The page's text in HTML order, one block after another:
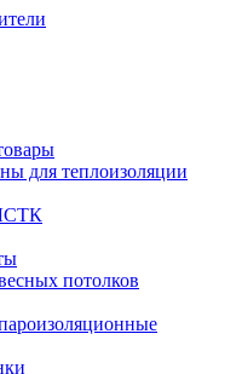
для теплоизоляции
потолков